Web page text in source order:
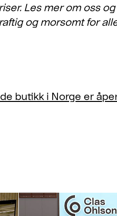
Les mer om oss
og morsomt for
butikk i Norge er